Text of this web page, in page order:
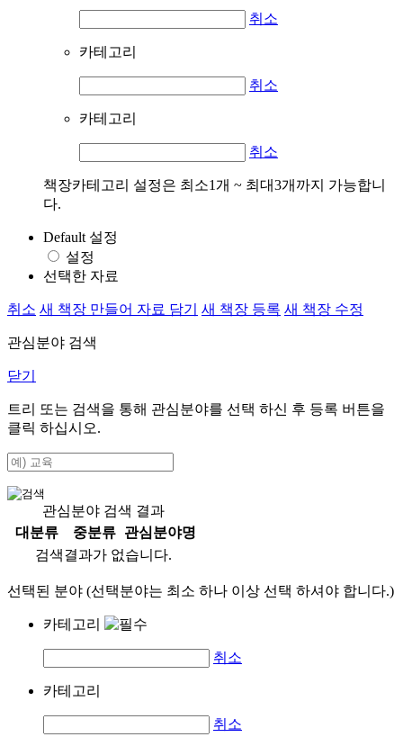
취소
카테고리
취소
카테고리
취소
책장카테고리 설정은 최소1개 ~ 최대3개까지 가능합니
다.
Default 설정
설정
선택한 자료
취소 새 책장 만들어 자료 담기 새 책장 등록 새 책장 수정
관심분야 검색
닫기
트리 또는 검색을 통해 관심분야를 선택 하신 후 등록 버튼을
클릭 하십시오.
관심분야 검색 결과
대분류
중분류
관심분야명
검색결과가 없습니다.
선택된 분야 (선택분야는 최소 하나 이상 선택 하셔야 합니다.)
카테고리
취소
카테고리
취소